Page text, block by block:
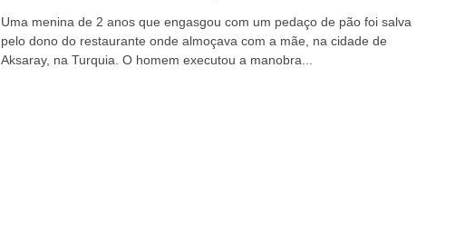
Uma menina de 2 anos que engasgou com um pedaço de pão foi salva
pelo dono do restaurante onde almoçava com a mãe, na cidade de
Aksaray, na Turquia. O homem executou a manobra...